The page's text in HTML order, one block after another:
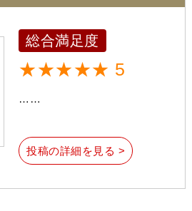
総合満足度
★★★★★ 5
……
投稿の詳細を見る >